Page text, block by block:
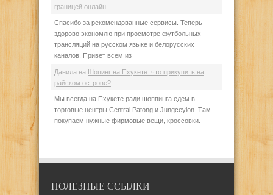
границей онлайн
Спасибо за рекомендованные сервисы. Теперь
здорово экономлю при просмотре футбольных
трансляций на русском языке и белорусских
каналов. Привет всем из
Данила на Шопинг на Пхукете: что прикупить на
райском острове?
Мы всегда на Пхукете ради шоппинга едем в
торговые центры Central Patong и Jungceylon. Там
покупаем нужные фирмовые вещи, кроссовки.
ПОЛЕЗНЫЕ ССЫЛКИ